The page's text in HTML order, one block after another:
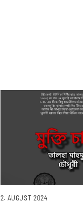
2. AUGUST 2024